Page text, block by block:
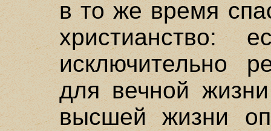
в то же время
христианство:
исключительно
для вечной
высшей жизни